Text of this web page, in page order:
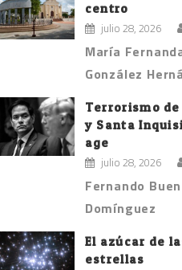
centro
julio 28, 2026
María
González
Terrorismo
y Santa
age
julio 28, 2026
Fernando
Domínguez
El azúcar de
estrellas